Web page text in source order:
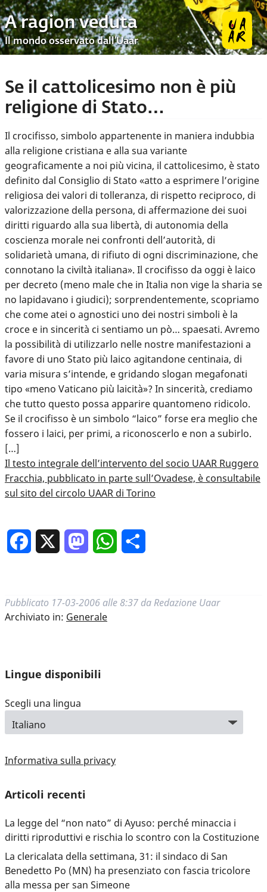
A ragion veduta
Il mondo osservato dall’Uaar
Se il cattolicesimo non è più
religione di Stato…
Il crocifisso, simbolo appartenente in maniera indubbia
alla religione cristiana e alla sua variante
geograficamente a noi più vicina, il cattolicesimo, è stato
definito dal Consiglio di Stato «atto a esprimere l’origine
religiosa dei valori di tolleranza, di rispetto reciproco, di
valorizzazione della persona, di affermazione dei suoi
diritti riguardo alla sua libertà, di autonomia della
coscienza morale nei confronti dell’autorità, di
solidarietà umana, di rifiuto di ogni discriminazione, che
connotano la civiltà italiana». Il crocifisso da oggi è laico
per decreto (meno male che in Italia non vige la sharia se
no lapidavano i giudici); sorprendentemente, scopriamo
che come atei o agnostici uno dei nostri simboli è la
croce e in sincerità ci sentiamo un pò… spaesati. Avremo
la possibilità di utilizzarlo nelle nostre manifestazioni a
favore di uno Stato più laico agitandone centinaia, di
varia misura s’intende, e gridando slogan megafonati
tipo «meno Vaticano più laicità»? In sincerità, crediamo
che tutto questo possa apparire quantomeno ridicolo.
Se il crocifisso è un simbolo “laico” forse era meglio che
fossero i laici, per primi, a riconoscerlo e non a subirlo.
[…]
Il testo integrale dell’intervento del socio UAAR Ruggero
Fracchia, pubblicato in parte sull’Ovadese, è consultabile
sul sito del circolo UAAR di Torino
Facebook MastodonWhatsApp
Pubblicato 17-03-2006 alle 8:37 da Redazione Uaar
Archiviato in: Generale
Lingue disponibili
Scegli una lingua
Informativa sulla privacy
Articoli recenti
La legge del “non nato” di Ayuso: perché minaccia i
diritti riproduttivi e rischia lo scontro con la Costituzione
La clericalata della settimana, 31: il sindaco di San
Benedetto Po (MN) ha presenziato con fascia tricolore
alla messa per san Simeone